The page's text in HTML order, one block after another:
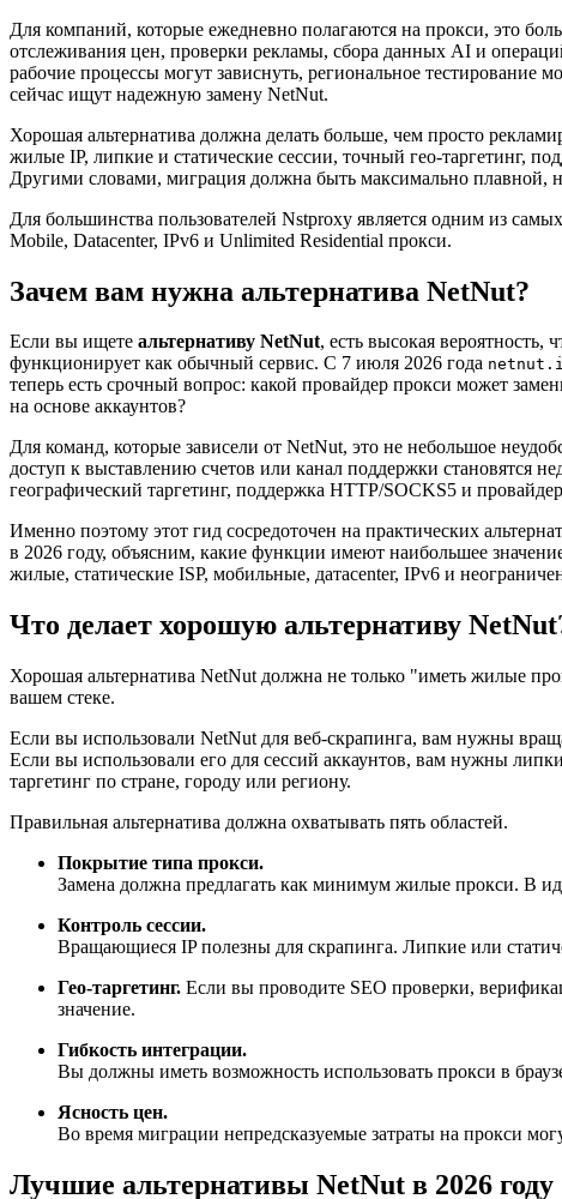
Для компаний, которые ежедневно полагаются на прокси, это
отслеживания цен, проверки рекламы, сбора данных AI и
рабочие процессы могут зависнуть, региональное
сейчас ищут надежную замену NetNut.
Хорошая альтернатива должна делать больше, чем просто
жилые IP, липкие и статические сессии, точный гео-таргетинг,
Другими словами, миграция должна быть максимально плавной,
Для большинства пользователей Nstproxy является одним из
Mobile, Datacenter, IPv6 и Unlimited Residential прокси.
Зачем вам нужна альтернатива NetNut?
Если вы ищете альтернативу NetNut, есть высокая
функционирует как обычный сервис. С 7 июля 2026 года
теперь есть срочный вопрос: какой провайдер прокси может
на основе аккаунтов?
Для команд, которые зависели от NetNut, это не небольшое
доступ к выставлению счетов или канал поддержки становятся
географический таргетинг, поддержка HTTP/SOCKS5 и
Именно поэтому этот гид сосредоточен на практических
в 2026 году, объясним, какие функции имеют наибольшее
жилые, статические ISP, мобильные, датacenter, IPv6 и
Что делает хорошую альтернативу
Хорошая альтернатива NetNut должна не только "иметь жилые
вашем стеке.
Если вы использовали NetNut для веб-скрапинга, вам нужны
Если вы использовали его для сессий аккаунтов, вам нужны
таргетинг по стране, городу или региону.
Правильная альтернатива должна охватывать пять областей.
Покрытие типа прокси.
Замена должна предлагать как минимум жилые прокси. В
Контроль сессии.
Вращающиеся IP полезны для скрапинга. Липкие или
Гео-таргетинг. Если вы проводите SEO проверки,
значение.
Гибкость интеграции.
Вы должны иметь возможность использовать прокси в
Ясность цен.
Во время миграции непредсказуемые затраты на прокси
Лучшие альтернативы NetNut в 2026 году